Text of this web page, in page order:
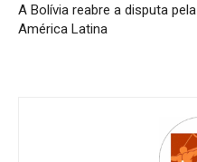
A Bolívia reabre a disputa pela
América Latina